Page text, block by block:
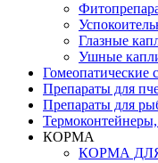
Глазные
Ушные
Гомеопатические
Препараты для
Препараты для
КОРМА
КОРМА